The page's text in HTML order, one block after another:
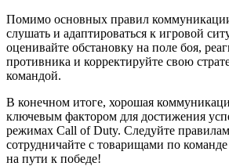
Помимо основных правил
слушать и адаптироваться к игровой
оценивайте обстановку на поле боя,
противника и корректируйте свою
командой.
В конечном итоге, хорошая
ключевым фактором для достижения
режимах Call of Duty. Следуйте
сотрудничайте с товарищами по команде
на пути к победе!